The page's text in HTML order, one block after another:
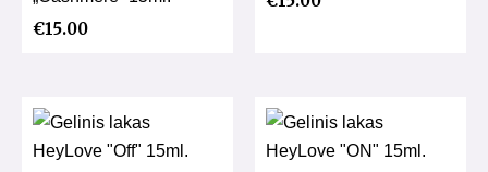
€15.00